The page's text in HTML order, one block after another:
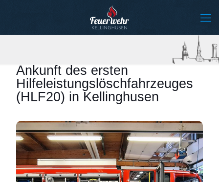
Ankunft des ersten
Hilfeleistungslöschfahrzeuges
(HLF20) in Kellinghusen